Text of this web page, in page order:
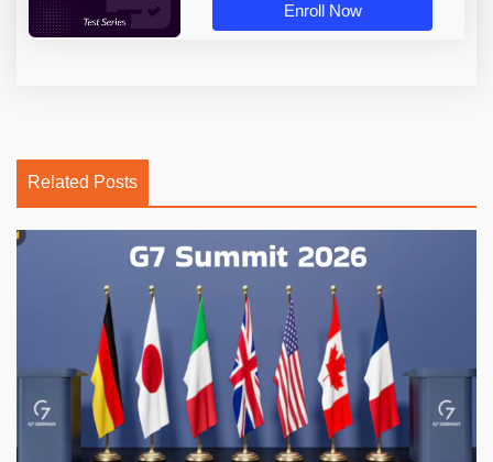
Enroll Now
Related Posts